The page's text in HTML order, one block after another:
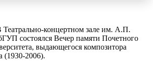
Театрально-концертном зале им. А.П.
состоялся Вечер памяти Почетного
выдающегося композитора
(1930-2006).